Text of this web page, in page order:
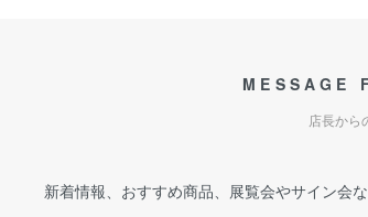
MESSAGE
店長から
新着情報、おすすめ商品、展覧会やサイン会